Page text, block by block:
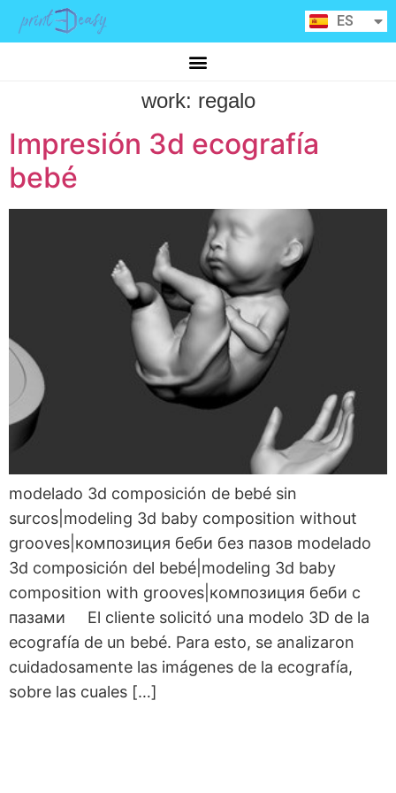
ES
RU
CA
work: regalo
Impresión 3d ecografía
bebé
modelado 3d composición de bebé sin
surcos|modeling 3d baby composition without
grooves|композиция беби без пазов modelado
3d composición del bebé|modeling 3d baby
composition with grooves|композиция беби с
пазами El cliente solicitó una modelo 3D de la
ecografía de un bebé. Para esto, se analizaron
cuidadosamente las imágenes de la ecografía,
sobre las cuales […]